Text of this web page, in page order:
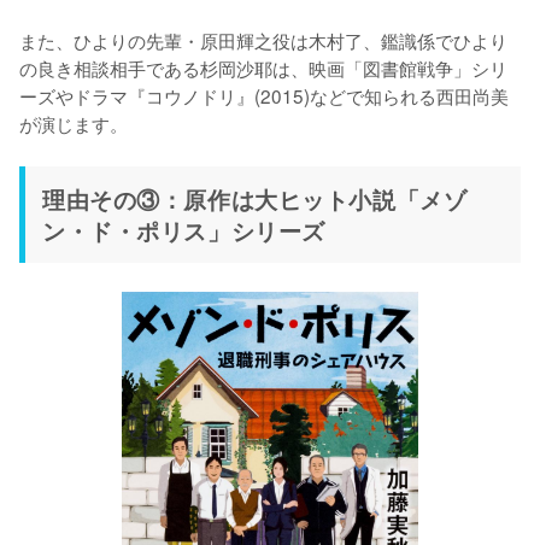
また、ひよりの先輩・原田輝之役は木村了、鑑識係でひより
の良き相談相手である杉岡沙耶は、映画「図書館戦争」シリ
ーズやドラマ『コウノドリ』(2015)などで知られる西田尚美
が演じます。
理由その③：原作は大ヒット小説「メゾ
ン・ド・ポリス」シリーズ